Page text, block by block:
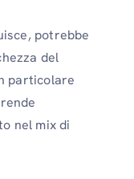
potrebbe
del
particolare
nel mix di